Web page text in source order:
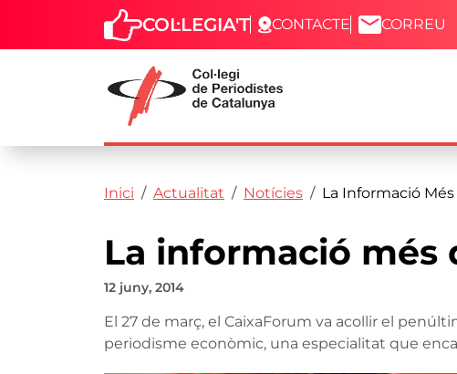
Vés al contingut
Capçalera
COL·LEGIA'T CONTACTE CORREU
Fil d'ariadna
Inici Actualitat Notícies La Informació
La informació més
12 juny, 2014
El 27 de març, el CaixaForum va acollir el
periodisme econòmic, una especialitat que